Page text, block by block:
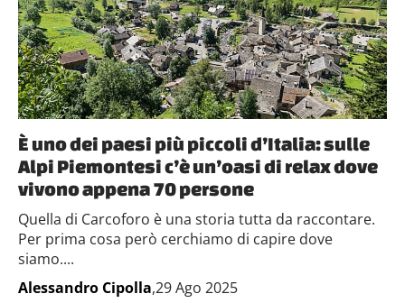
È uno dei paesi più piccoli d’Italia: sulle
Alpi Piemontesi c’è un’oasi di relax dove
vivono appena 70 persone
Quella di Carcoforo è una storia tutta da raccontare.
Per prima cosa però cerchiamo di capire dove
siamo....
Alessandro Cipolla,29 Ago 2025